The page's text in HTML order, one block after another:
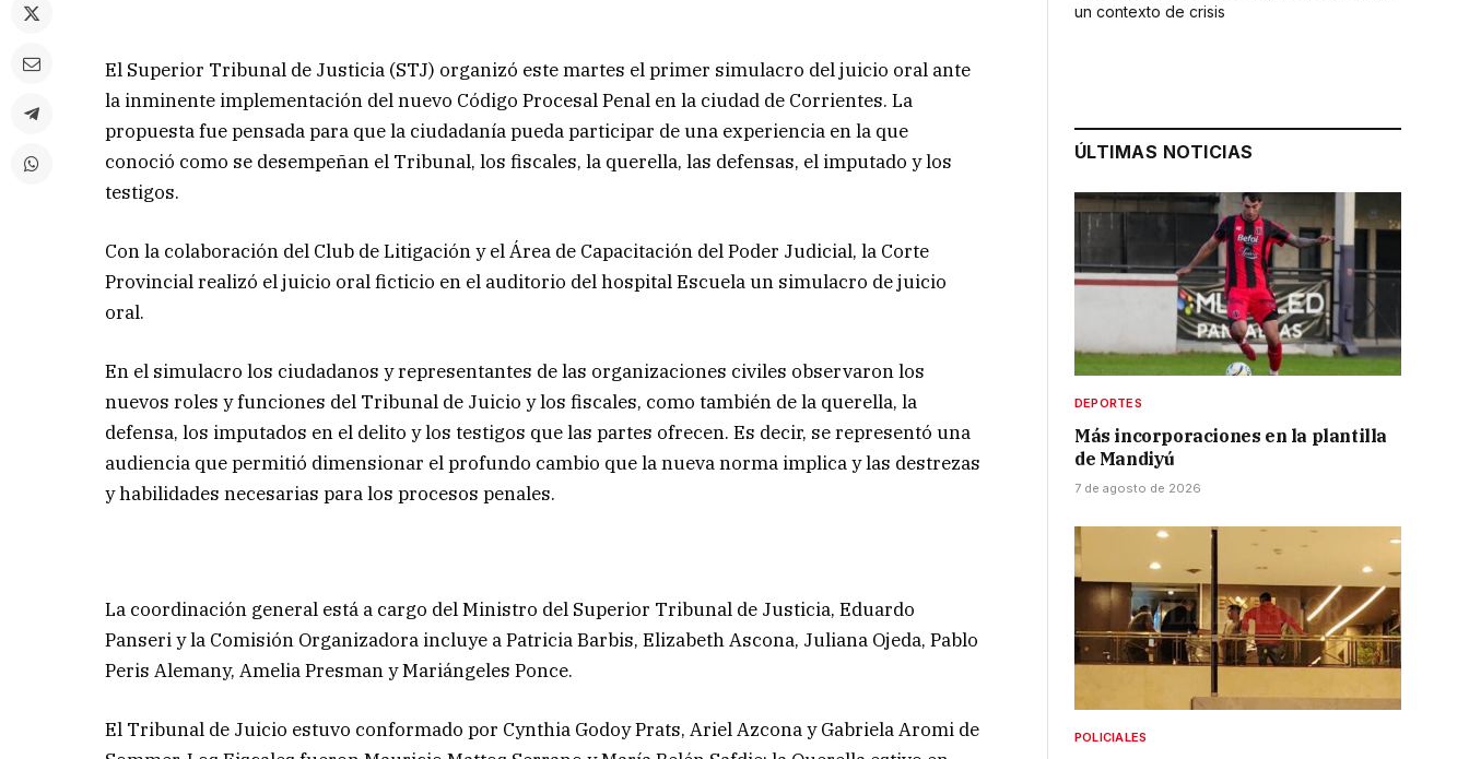
El Superior Tribunal de Justicia (STJ) organizó este martes el primer simulacro del juicio oral ante
la inminente implementación del nuevo Código Procesal Penal en la ciudad de Corrientes. La
propuesta fue pensada para que la ciudadanía pueda participar de una experiencia en la que
conoció como se desempeñan el Tribunal, los fiscales, la querella, las defensas, el imputado y los
testigos.
Con la colaboración del Club de Litigación y el Área de Capacitación del Poder Judicial, la Corte
Provincial realizó el juicio oral ficticio en el auditorio del hospital Escuela un simulacro de juicio
oral.
En el simulacro los ciudadanos y representantes de las organizaciones civiles observaron los
nuevos roles y funciones del Tribunal de Juicio y los fiscales, como también de la querella, la
defensa, los imputados en el delito y los testigos que las partes ofrecen. Es decir, se representó una
audiencia que permitió dimensionar el profundo cambio que la nueva norma implica y las destrezas
y habilidades necesarias para los procesos penales.
La coordinación general está a cargo del Ministro del Superior Tribunal de Justicia, Eduardo
Panseri y la Comisión Organizadora incluye a Patricia Barbis, Elizabeth Ascona, Juliana Ojeda, Pablo
Peris Alemany, Amelia Presman y Mariángeles Ponce.
El Tribunal de Juicio estuvo conformado por Cynthia Godoy Prats, Ariel Azcona y Gabriela Aromi de
un contexto de crisis
ÚLTIMAS NOTICIAS
DEPORTES
Más incorporaciones en la plantilla
de Mandiyú
7 de agosto de 2026
POLICIALES